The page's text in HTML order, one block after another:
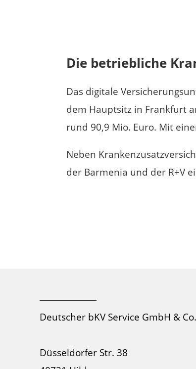
Die betriebliche
Das digitale
dem Hauptsitz in Frankfurt
rund 90,9 Mio. Euro. Mit
Neben
der Barmenia und der R+V
Deutscher bKV Service GmbH &
Düsseldorfer Str. 38